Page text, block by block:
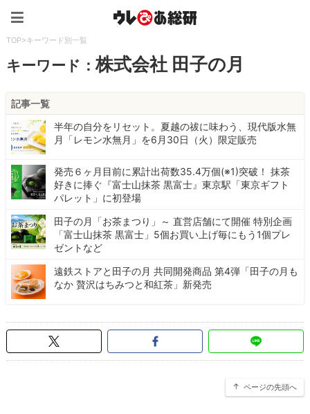
TOP>キーワード別一覧
キーワード：株式会社 田子の月
記事一覧
半年の自分をリセット。夏越の祓に味わう、現代版水無
月「レモン水無月」を6月30日（火）限定販売
発売６ヶ月目前に累計出荷数35.4万個(※1)突破！ 抹茶
好きに捧ぐ『富士山抹茶 黒富士』東京駅「東京ギフト
パレット」に初登場
田子の月「お茶まつり」～ 直営店舗にて開催 特別企画
「富士山抹茶 黒富士」5個お買い上げ毎にもう1個プレ
ゼントなど
遠鉄ストアと田子の月 共同開発商品 第4弾「田子の月も
なか 贅沢はちみつと和紅茶」新発売
ページの先頭へ